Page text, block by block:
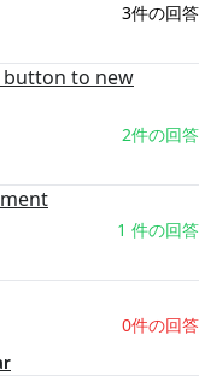
3件の回答
button to new
2件の回答
1 件の回答
0件の回答